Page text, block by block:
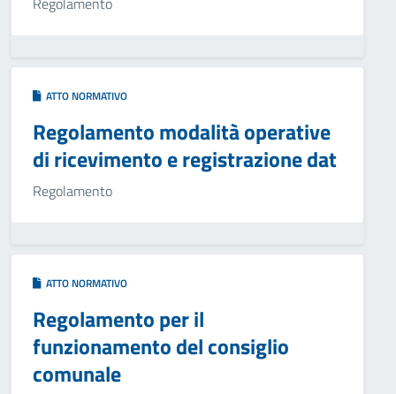
ATTO NORMATIVO
Regolamento modalità operative
di ricevimento e registrazione dat
Regolamento
ATTO NORMATIVO
Regolamento per il
funzionamento del consiglio
comunale